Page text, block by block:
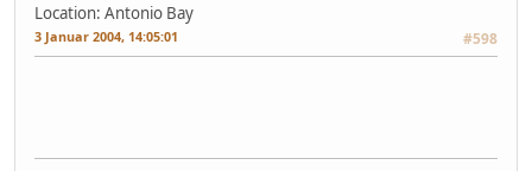
Location: Antonio Bay
3 Januar 2004, 14:05:01 #598